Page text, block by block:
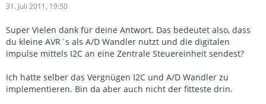
31. Juli 2011, 19:50
Super Vielen dank für deine Antwort. Das bedeutet also, dass
du kleine AVR´s als A/D Wandler nutzt und die digitalen
impulse mittels I2C an eine Zentrale Steuereinheit sendest?
Ich hatte selber das Vergnügen I2C und A/D Wandler zu
implementieren. Bin da aber auch nicht der fitteste drin.